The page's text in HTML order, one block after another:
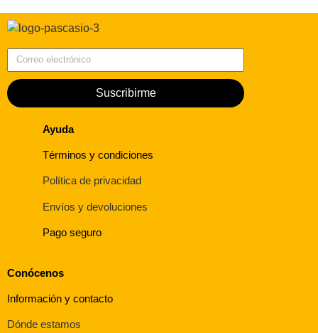
Suscribirme
Ayuda
Términos y condiciones
Política de privacidad
Envíos y devoluciones
Pago seguro
Conócenos
Información y contacto
Dónde estamos